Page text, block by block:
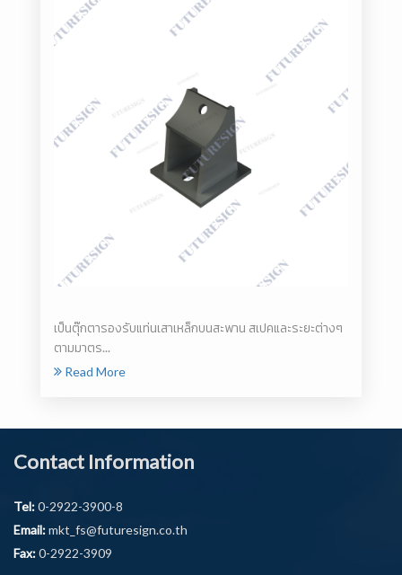
เป็นตุ๊กตารองรับแท่นเสาเหล็กบนสะพาน สเปคและระยะต่างๆ
ตามมาตร...
Read More
Contact Information
Tel:0-2922-3900-8
Email:mkt_fs@futuresign.co.th
Fax:0-2922-3909